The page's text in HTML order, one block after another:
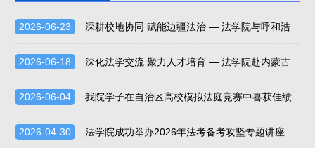
2026-06-23 深耕校地协同 赋能边疆法治 — 法学院与呼和浩
2026-06-18
深化法学交流 聚力人才培育 — 法学院赴内蒙古
2026-06-04
我院学子在自治区高校模拟法庭竞赛中喜获佳绩
2026-04-30 法学院成功举办2026年法考备考攻坚专题讲座